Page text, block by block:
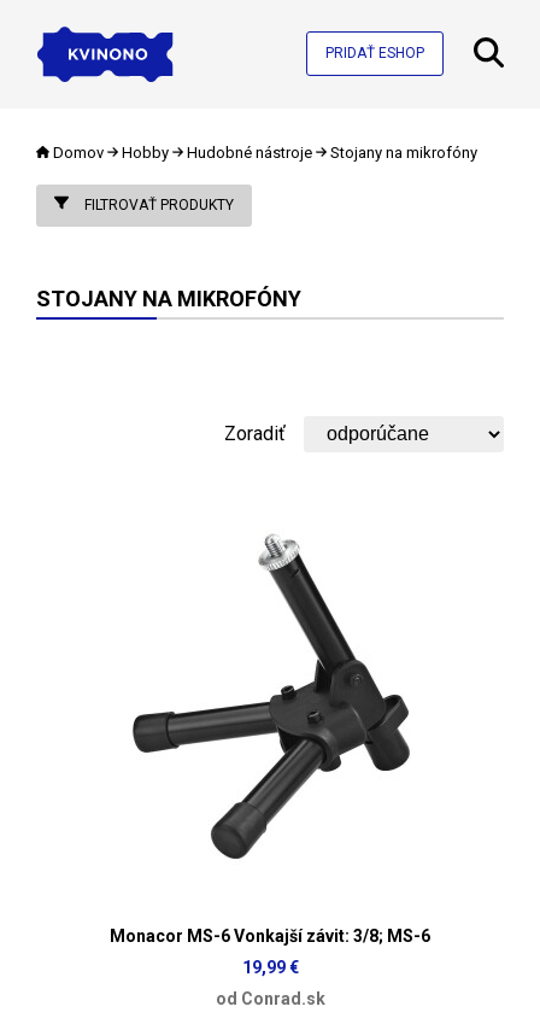
PRIDAŤ ESHOP
Domov Hobby Hudobné nástroje Stojany na mikrofóny
FILTROVAŤ PRODUKTY
STOJANY NA MIKROFÓNY
Zoradiť
Monacor MS-6 Vonkajší závit: 3/8; MS-6
19,99 €
od Conrad.sk